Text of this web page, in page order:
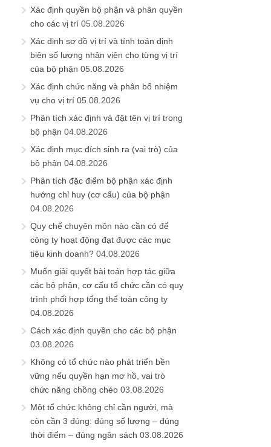
Xác định quyền bộ phận và phân quyền
cho các vị trí 05.08.2026
Xác định sơ đồ vị trí và tính toán định
biên số lượng nhân viên cho từng vị trí
của bộ phận 05.08.2026
Xác định chức năng và phân bổ nhiệm
vụ cho vị trí 05.08.2026
Phân tích xác định và đặt tên vị trí trong
bộ phận 04.08.2026
Xác định mục đích sinh ra (vai trò) của
bộ phận 04.08.2026
Phân tích đặc điểm bộ phận xác định
hướng chỉ huy (cơ cấu) của bộ phận
04.08.2026
Quy chế chuyên môn nào cần có để
công ty hoạt động đạt được các mục
tiêu kinh doanh? 04.08.2026
Muốn giải quyết bài toán hợp tác giữa
các bộ phận, cơ cấu tổ chức cần có quy
trình phối hợp tổng thể toàn công ty
04.08.2026
Cách xác định quyền cho các bộ phận
03.08.2026
Không có tổ chức nào phát triển bền
vững nếu quyền hạn mơ hồ, vai trò
chức năng chồng chéo 03.08.2026
Một tổ chức không chỉ cần người, mà
còn cần 3 đúng: đúng số lượng – đúng
thời điểm – đúng ngân sách 03.08.2026